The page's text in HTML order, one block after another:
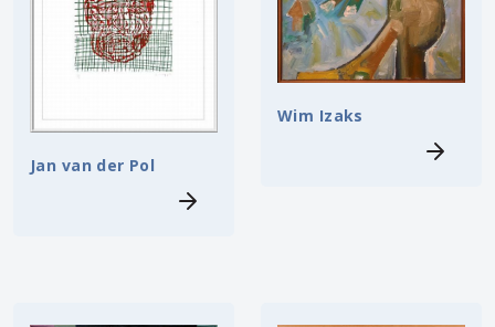
Jan van der Pol
Wim Izaks